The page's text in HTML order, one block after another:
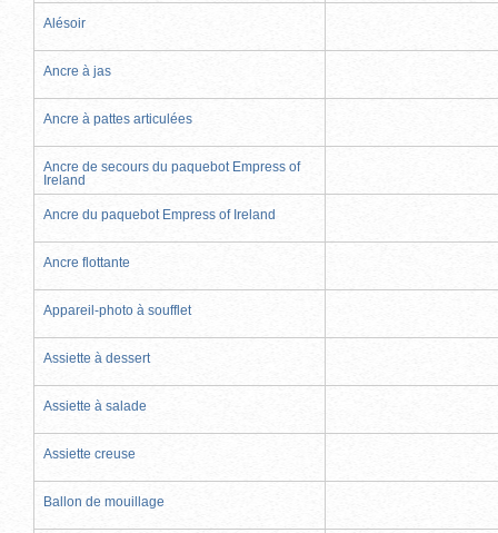
Alésoir
Ancre à jas
Ancre à pattes articulées
Ancre de secours du paquebot Empress of
Ireland
Ancre du paquebot Empress of Ireland
Ancre flottante
Appareil-photo à soufflet
Assiette à dessert
Assiette à salade
Assiette creuse
Ballon de mouillage